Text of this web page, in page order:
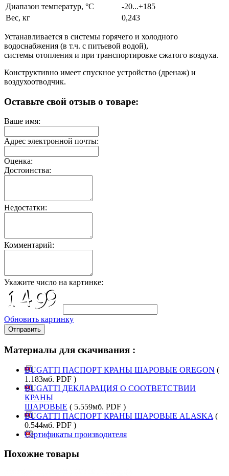
Диапазон температур, °С
-20...+185
Вес, кг
0,243
Устанавливается в системы горячего и холодного
водоснабжения (в т.ч. с питьевой водой),
системы отопления и при транспортировке сжатого воздуха.
Конструктивно имеет спускное устройство (дренаж) и
воздухоотводчик.
Оставьте свой отзыв о товаре:
Ваше имя:
Адрес электронной почты:
Оценка:
Достоинства:
Недостатки:
Комментарий:
Укажите число на картинке:
Обновить картинку
Отправить
Материалы для скачивания :
BUGATTI ПАСПОРТ КРАНЫ ШАРОВЫЕ OREGON (
1.183мб. PDF )
BUGATTI ДЕКЛАРАЦИЯ О СООТВЕТСТВИИ
КРАНЫ
ШАРОВЫЕ ( 5.559мб. PDF )
BUGATTI ПАСПОРТ КРАНЫ ШАРОВЫЕ ALASKA (
0.544мб. PDF )
Сертификаты производителя
Похожие товары